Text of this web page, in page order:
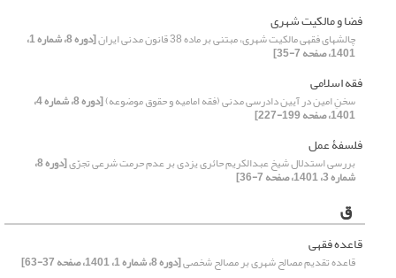
فضا و مالکیت شهری
چالشهای فقهی مالکیت شهری، مبتنی بر ماده 38 قانون مدنی ایران [دوره 8، شماره 1،
1401، صفحه 7-35]
فقه اسلامی
سخنِ امین در آیین دادرسی مدنی (فقه امامیه و حقوق موضوعه) [دوره 8، شماره 4،
1401، صفحه 199-227]
فلسفۀ عمل
بررسی استدلال شیخ عبدالکریم حائری یزدی بر عدم حرمت شرعی تجرّی [دوره 8،
شماره 3، 1401، صفحه 7-36]
ق
قاعده فقهی
قاعده تقدیم مصالح شهری بر مصالح شخصی[دوره 8، شماره 1، 1401، صفحه 37-63]